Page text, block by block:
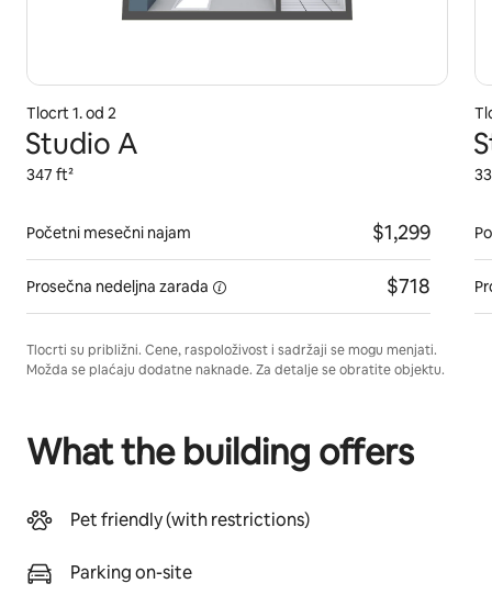
Tlocrt 1. od 2
Studio A
347 ft²
Početni mesečni najam $1,299
Prosečna nedeljna zarada $718
Tlocrti su približni. Cene, raspoloživost i sadržaji se mogu menjati.
Možda se plaćaju dodatne naknade. Za detalje se obratite objektu.
What the building offers
Pet friendly (with restrictions)
Parking on-site